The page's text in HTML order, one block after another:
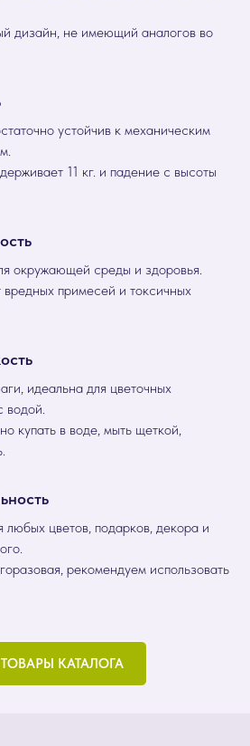
дизайн, не имеющий аналогов во
устойчив к механическим
11 кг. и падение с высоты
окружающей среды и здоровья.
примесей и токсичных
идеальна для цветочных
водой.
купать в воде, мыть щеткой,
любых цветов, подарков, декора и
рекомендуем использовать
КАТАЛОГА